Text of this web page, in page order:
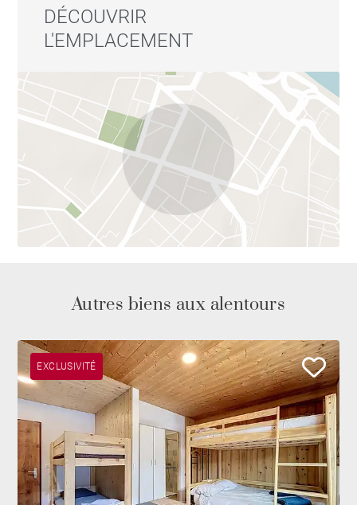
DÉCOUVRIR
L'EMPLACEMENT
Autres biens aux alentours
EXCLUSIVITÉ